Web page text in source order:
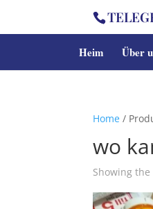
Heim Über
Home /
wo
Showing